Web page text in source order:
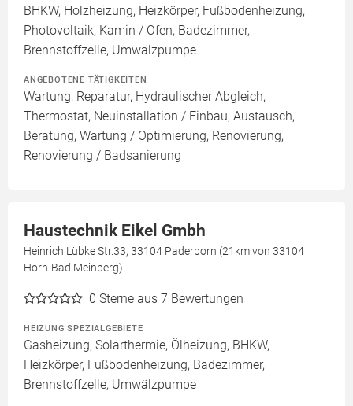
BHKW, Holzheizung, Heizkörper, Fußbodenheizung,
Photovoltaik, Kamin / Ofen, Badezimmer,
Brennstoffzelle, Umwälzpumpe
ANGEBOTENE TÄTIGKEITEN
Wartung, Reparatur, Hydraulischer Abgleich,
Thermostat, Neuinstallation / Einbau, Austausch,
Beratung, Wartung / Optimierung, Renovierung,
Renovierung / Badsanierung
Haustechnik Eikel Gmbh
Heinrich Lübke Str.33, 33104 Paderborn (21km von 33104
Horn-Bad Meinberg)
0 Sterne aus 7 Bewertungen
HEIZUNG SPEZIALGEBIETE
Gasheizung, Solarthermie, Ölheizung, BHKW,
Heizkörper, Fußbodenheizung, Badezimmer,
Brennstoffzelle, Umwälzpumpe